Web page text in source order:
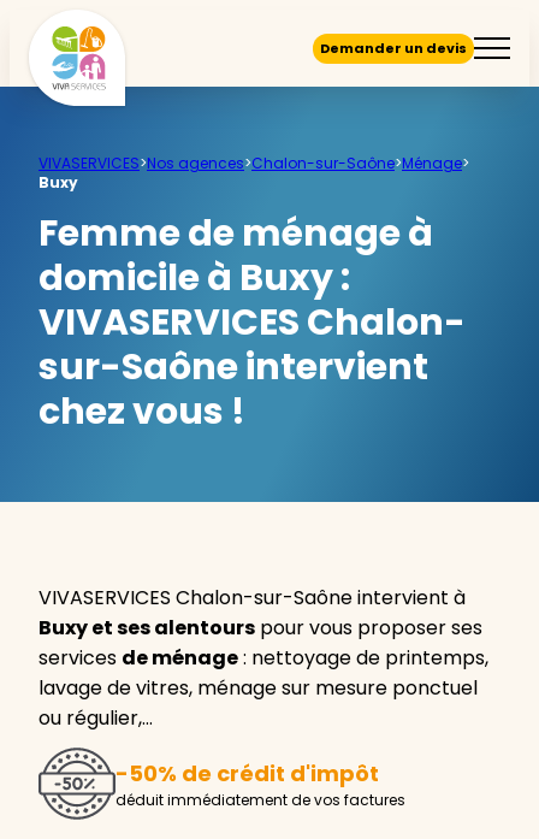
Demander un devis
VIVASERVICES>Nos agences>Chalon-sur-Saône>Ménage>
Buxy
Femme de ménage à
domicile à Buxy :
VIVASERVICES Chalon-
sur-Saône intervient
chez vous !
VIVASERVICES Chalon-sur-Saône intervient à
Buxy et ses alentours pour vous proposer ses
services de ménage: nettoyage de printemps,
lavage de vitres, ménage sur mesure ponctuel
ou régulier,…
-50% de crédit d'impôt
déduit immédiatement de vos factures